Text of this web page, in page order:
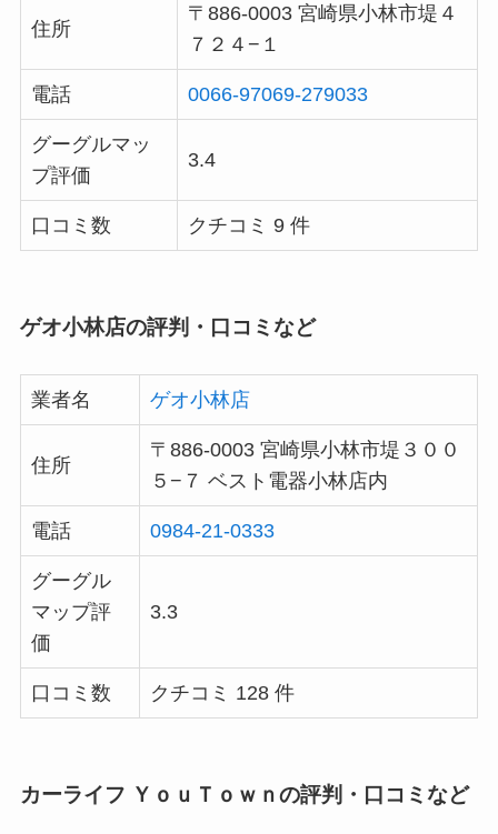
住所
〒886-0003 宮崎県小林市堤４
７２４−１
電話 0066-97069-279033
グーグルマッ
プ評価
3.4
口コミ数 クチコミ 9 件
ゲオ小林店の評判・口コミなど
業者名 ゲオ小林店
住所
〒886-0003 宮崎県小林市堤３００
５−７ ベスト電器小林店内
電話 0984-21-0333
グーグル
マップ評
価
3.3
口コミ数 クチコミ 128 件
カーライフ ＹｏｕＴｏｗｎの評判・口コミなど